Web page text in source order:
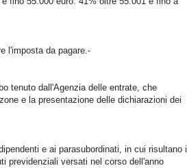
l'imposta da pagare.-
tenuto dall'Agenzia delle entrate, che
e la presentazione delle dichiarazioni dei
e ai parasubordinati, in cui risultano i
previdenziali versati nel corso dell'anno